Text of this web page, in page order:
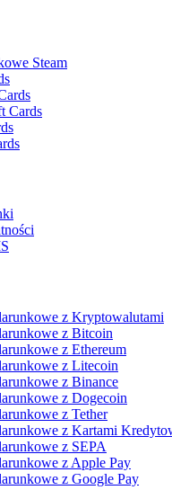
Steam
Cards
z Kryptowalutami
z Bitcoin
z Ethereum
z Litecoin
z Binance
z Dogecoin
z Tether
z Kartami
z SEPA
z Apple Pay
z Google Pay